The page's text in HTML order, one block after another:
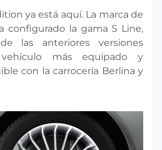
ya está aquí. La marca de
configurado la gama S Line,
las anteriores versiones
más equipado y
con la carrocería Berlina y